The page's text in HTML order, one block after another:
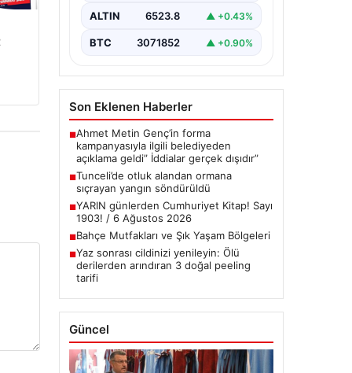
ALTIN 6523.8 ▲ +0.43%
BTC 3071852 ▲ +0.90%
Son Eklenen Haberler
■Ahmet Metin Genç’in forma
kampanyasıyla ilgili belediyeden
açıklama geldi” İddialar gerçek dışıdır”
■Tunceli’de otluk alandan ormana
sıçrayan yangın söndürüldü
■YARIN günlerden Cumhuriyet Kitap! Sayı
1903! / 6 Ağustos 2026
■Bahçe Mutfakları ve Şık Yaşam Bölgeleri
■Yaz sonrası cildinizi yenileyin: Ölü
derilerden arındıran 3 doğal peeling
tarifi
Güncel